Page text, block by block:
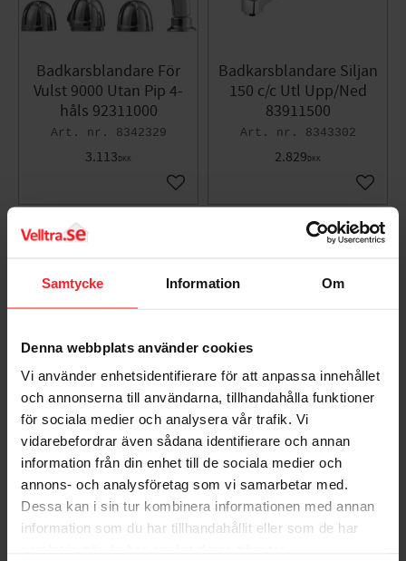
Samtycke Information Om
Denna webbplats använder cookies
Vi använder enhetsidentifierare för att anpassa innehållet
och annonserna till användarna, tillhandahålla funktioner
för sociala medier och analysera vår trafik. Vi
vidarebefordrar även sådana identifierare och annan
information från din enhet till de sociala medier och
annons- och analysföretag som vi samarbetar med.
Dessa kan i sin tur kombinera informationen med annan
information som du har tillhandahållit eller som de har
Badkarsblandare För
Vulst 9000 Utan Pip 4-
håls 92311000
8342329
3.113DKK
Gem som favorit
Badkarsblandare Siljan
150 c/c Utl Upp/Ned
83911500
8343302
2.829DKK
Gem
Badkarsblandare Siljan
150 c/c Utl. ned
83901500
2.829
Gem som favorit
Säkerhetsblandare För
Inbyggnad, Kromad
ratt 92300000